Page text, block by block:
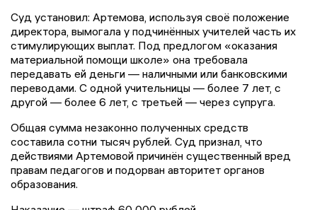
Суд установил: Артемова, используя своё положение
директора, вымогала у подчинённых учителей часть их
стимулирующих выплат. Под предлогом «оказания
материальной помощи школе» она требовала
передавать ей деньги — наличными или банковскими
переводами. С одной учительницы — более 7 лет, с
другой — более 6 лет, с третьей — через супруга.
Общая сумма незаконно полученных средств
составила сотни тысяч рублей. Суд признал, что
действиями Артемовой причинён существенный вред
правам педагогов и подорван авторитет органов
образования.